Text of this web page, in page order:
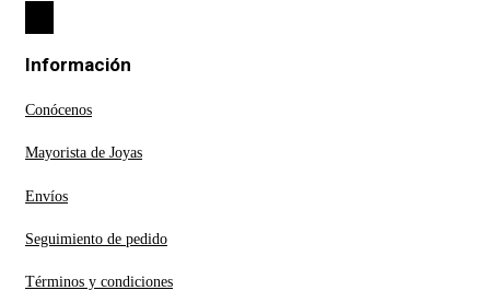
Información
Conócenos
Mayorista de Joyas
Envíos
Seguimiento de pedido
Términos y condiciones